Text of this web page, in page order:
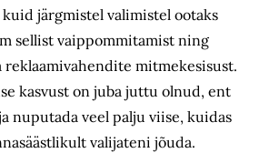
järgmistel valimistel ootaks
sellist vaippommitamist ning
mitmekesisust.
kasvust on juba juttu olnud, ent
nuputada veel palju viise, kuidas
valijateni jõuda.